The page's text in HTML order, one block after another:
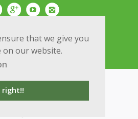
that we give you
on our website.
right!!BME Építőmérnöki Kar
Műegyetem rkp. 3.